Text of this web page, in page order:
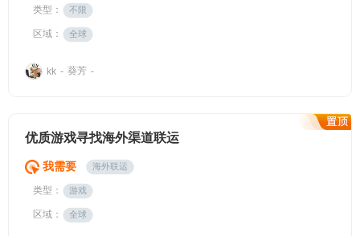
类型： 不限
区域： 全球
kk - 葵芳 -
优质游戏寻找海外渠道联运
我需要 海外联运
类型： 游戏
区域： 全球